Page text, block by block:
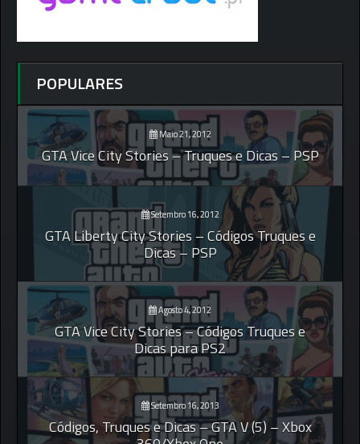
POPULARES
Maio 21, 2012
GTA Vice City Stories – Truques e Dicas – PSP
Setembro 16, 2012
GTA Liberty City Stories – Códigos Truques e
Dicas – PSP
Agosto 4, 2012
GTA Vice City Stories – Códigos Truques e
Dicas para PS2
Setembro 16, 2013
Códigos, Truques e Dicas – GTA V (5) – Xbox